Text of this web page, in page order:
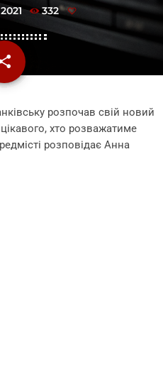
332
розпочав свій новий
хто розважатиме
розповідає Анна